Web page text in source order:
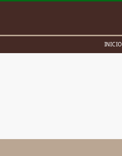
Navigation
INICIO